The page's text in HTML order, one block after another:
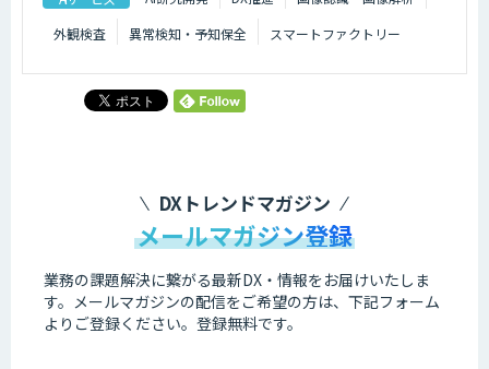
外観検査
異常検知・予知保全 スマートファクトリー
DXトレンドマガジン
メールマガジン登録
業務の課題解決に繋がる最新DX・情報をお届けいたしま
す。 メールマガジンの配信をご希望の方は、下記フォーム
よりご登録ください。登録無料です。